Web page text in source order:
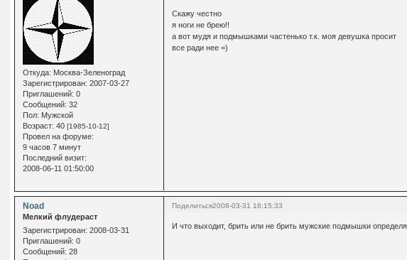
Откуда: Москва-Зеленоград
Зарегистрирован: 2007-03-27
Приглашений: 0
Сообщений: 32
Пол: Мужской
Возраст: 40[1985-10-12]
Провел на форуме:
9 часов 7 минут
Последний визит:
2008-06-11 01:50:00
Скажу честно
я ноги не брею!!
а вот мудя и подмышками частенько т.к. моя девушка просит
все ради нее =)
Поделиться2008-03-31 16:15:33
Noad
Мелкий флудераст
Зарегистрирован: 2008-03-31
Приглашений: 0
Сообщений: 28
И что выходит, брить или не брить мужские подмышки